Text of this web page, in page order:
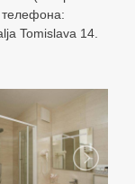
Tomislava 14.